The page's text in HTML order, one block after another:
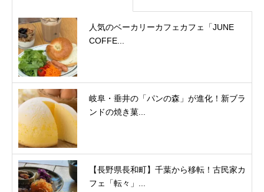
人気のベーカリーカフェカフェ「JUNE
COFFE...
岐阜・垂井の「パンの森」が進化！新ブラ
ンドの焼き菓...
【長野県長和町】千葉から移転！古民家カ
フェ「転々」...